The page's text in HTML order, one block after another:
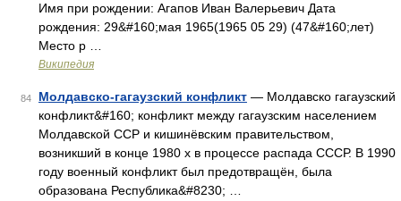
Имя при рождении: Агапов Иван Валерьевич Дата
рождения: 29&#160;мая 1965(1965 05 29) (47&#160;лет)
Место р …
Википедия
84 Молдавско-гагаузский конфликт — Молдавско гагаузский
конфликт&#160; конфликт между гагаузским населением
Молдавской ССР и кишинёвским правительством,
возникший в конце 1980 х в процессе распада СССР. В 1990
году военный конфликт был предотвращён, была
образована Республика&#8230; …